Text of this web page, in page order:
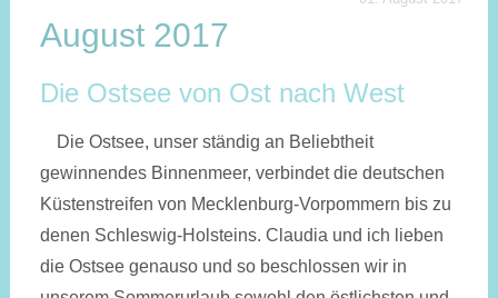
August 2017
Die Ostsee von Ost nach West
Die Ostsee, unser ständig an Beliebtheit
gewinnendes Binnenmeer, verbindet die deutschen
Küstenstreifen von Mecklenburg-Vorpommern bis zu
denen Schleswig-Holsteins. Claudia und ich lieben
die Ostsee genauso und so beschlossen wir in